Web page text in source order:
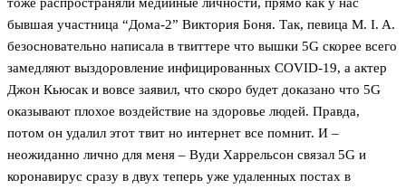
бывшая участница “Дома-2” Виктория Боня. Так, певица M. I. A.
безосновательно написала в твиттере что вышки 5G скорее всего
замедляют выздоровление инфицированных COVID-19, а актер
Джон Кьюсак и вовсе заявил, что скоро будет доказано что 5G
оказывают плохое воздействие на здоровье людей. Правда,
потом он удалил этот твит но интернет все помнит. И –
неожиданно лично для меня – Вуди Харрельсон связал 5G и
коронавирус сразу в двух теперь уже удаленных постах в